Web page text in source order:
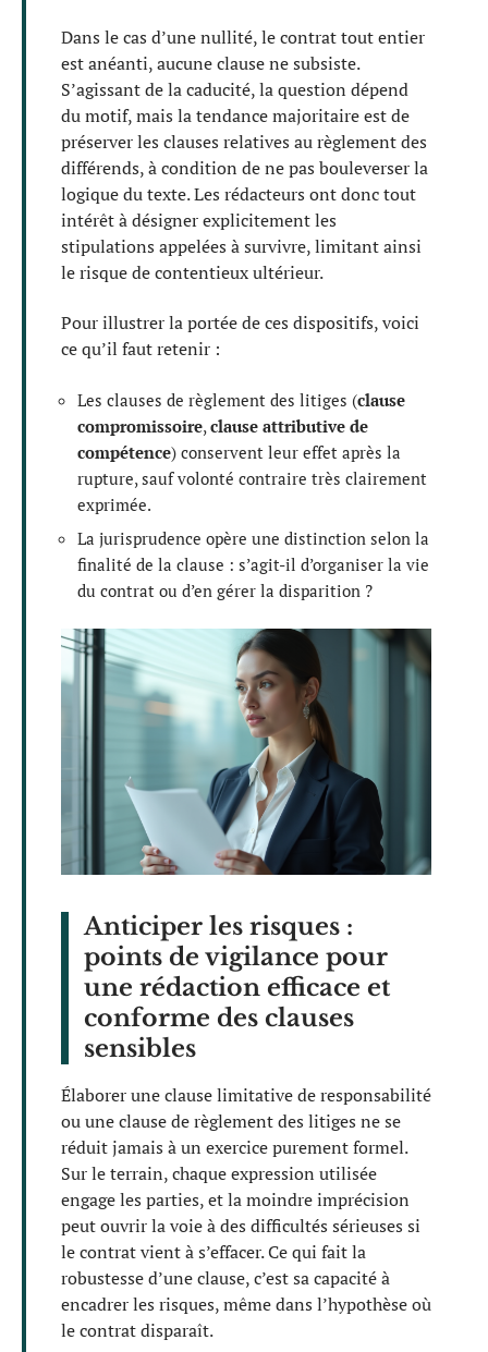
Dans le cas d’une nullité, le contrat tout entier
est anéanti, aucune clause ne subsiste.
S’agissant de la caducité, la question dépend
du motif, mais la tendance majoritaire est de
préserver les clauses relatives au règlement des
différends, à condition de ne pas bouleverser la
logique du texte. Les rédacteurs ont donc tout
intérêt à désigner explicitement les
stipulations appelées à survivre, limitant ainsi
le risque de contentieux ultérieur.
Pour illustrer la portée de ces dispositifs, voici
ce qu’il faut retenir :
Les clauses de règlement des litiges (clause
compromissoire, clause attributive de
compétence) conservent leur effet après la
rupture, sauf volonté contraire très clairement
exprimée.
La jurisprudence opère une distinction selon la
finalité de la clause : s’agit-il d’organiser la vie
du contrat ou d’en gérer la disparition ?
Anticiper les risques :
points de vigilance pour
une rédaction efficace et
conforme des clauses
sensibles
Élaborer une clause limitative de responsabilité
ou une clause de règlement des litiges ne se
réduit jamais à un exercice purement formel.
Sur le terrain, chaque expression utilisée
engage les parties, et la moindre imprécision
peut ouvrir la voie à des difficultés sérieuses si
le contrat vient à s’effacer. Ce qui fait la
robustesse d’une clause, c’est sa capacité à
encadrer les risques, même dans l’hypothèse où
le contrat disparaît.